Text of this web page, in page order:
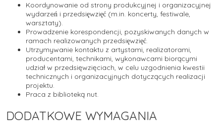
Koordynowanie od strony produkcyjnej i organizacyjnej
wydarzeń i przedsięwzięć (m.in. koncerty, festiwale,
warsztaty).
Prowadzenie korespondencji, pozyskiwanych danych w
ramach realizowanych przedsięwzięć.
Utrzymywanie kontaktu z artystami, realizatorami,
producentami, technikami, wykonawcami biorącymi
udział w przedsięwzięciach, w celu uzgodnienia kwestii
technicznych i organizacyjnych dotyczących realizacji
projektu.
Praca z biblioteką nut.
DODATKOWE WYMAGANIA